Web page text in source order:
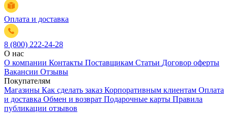
Оплата и доставка
8 (800) 222-24-28
О нас
О компании Контакты Поставщикам Статьи Договор оферты
Вакансии Отзывы
Покупателям
Магазины Как сделать заказ Корпоративным клиентам Оплата
и доставка Обмен и возврат Подарочные карты Правила
публикации отзывов